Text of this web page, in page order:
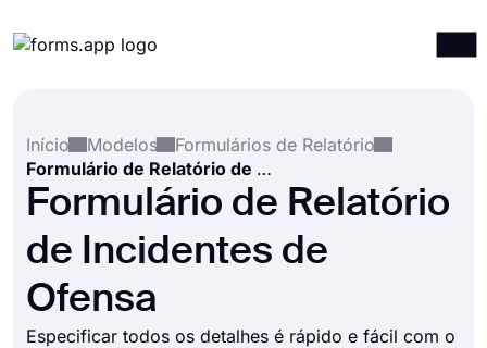
Integrações
Modelos
Recursos
Início
Modelos
Formulários de Relatório
Formulário de Relatório de Incidentes de Ofensa
Formulário de Relatório
de Incidentes de
Ofensa
Especificar todos os detalhes é rápido e fácil com o